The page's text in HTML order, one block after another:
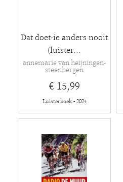
Dat doet-ie anders nooit
(luister...
annemarie van heijningen-
steenbergen
€ 15,99
Luisterboek - 2024